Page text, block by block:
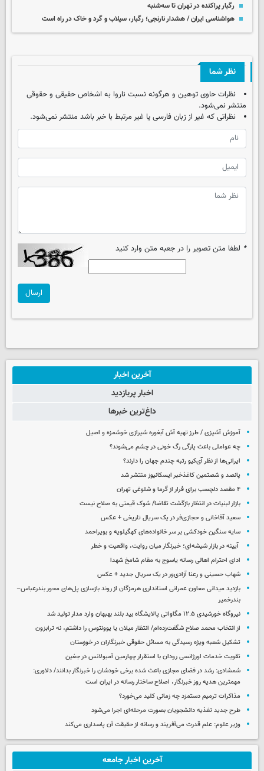
رگبار پراکنده در تهران تا سه‌شنبه
هواشناسی ایران / هشدار نارنجی؛ رگبار، سیلاب و گرد و خاک در راه است
نظر شما
نظرات حاوی توهین و هرگونه نسبت ناروا به اشخاص حقیقی و حقوقی
منتشر نمی‌شود.
نظراتی که غیر از زبان فارسی یا غیر مرتبط با خبر باشد منتشر نمی‌شود.
* لطفا متن تصویر را در جعبه متن وارد کنید
ارسال
آخرین اخبار
اخبار پربازدید
داغ‌ترین خبرها
آموزش آشپزی / طرز تهیه آش آبغوره شیرازی خوشمزه و اصیل
چه عواملی باعث پارگی رگ خونی در چشم می‌شوند؟
ایرانی‌ها از نظر آی‌کیو رتبه چندم جهان را دارند؟
پانصد و شصتمین کاغذخبر ایسکانیوز منتشر شد
۴ مقصد دلچسب برای فرار از گرما و شلوغی تهران
بازار لبنیات در انتظار بازگشت تقاضا/ شوک قیمتی به صلاح نیست
سعید آقاخانی و حجازی‌فر در یک سریال تاریخی + عکس
سایه سنگین خودکشی بر سر خانواده‌های کهگیلویه و بویراحمد
آیینه در بازار شیشه‌ای؛ خبرنگار میان روایت، واقعیت و خطر
ادای احترام اهالی رسانه یاسوج به مقام شامخ شهدا
شهاب حسینی و رعنا آزادی‌ور در یک سریال جدید + عکس
بازدید میدانی معاون عمرانی استانداری هرمزگان از روند بازسازی پل‌های محور بندرعباس–
بندرخمیر
نیروگاه خورشیدی ۱۲.۵ مگاواتی پالایشگاه بید بلند بهبهان وارد مدار تولید شد
از انتخاب محمد صلاح شگفت‌زده‌ام/ انتظار میلان یا یوونتوس را داشتم، نه ترابزون
تشکیل شعبه ویژه رسیدگی به مسائل حقوقی خبرنگاران در خوزستان
تقویت خدمات اورژانسی رودان با استقرار چهارمین آمبولانس در جغین
شمشادی: رشد در فضای مجازی باعث شده برخی خودشان را خبرنگار بدانند/ دلاوری:
مهمترین هدیه‌ روز خبرنگار، اصلاح ساختار رسانه در ایران است
مذاکرات ترمیم دستمزد چه زمانی کلید می‌خورد؟
طرح جدید تغذیه دانشجویان بصورت مرحله‌ای اجرا می‌شود
وزیر علوم: علم قدرت می‌آفریند و رسانه از حقیقت آن پاسداری می‌کند
آخرین اخبار جامعه